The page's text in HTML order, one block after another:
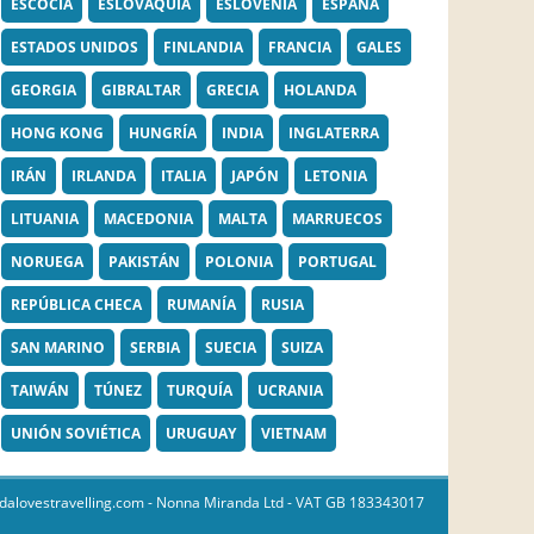
ESCOCIA ESLOVAQUIA ESLOVENIA ESPAÑA
ESTADOS UNIDOS FINLANDIA FRANCIA GALES
GEORGIA GIBRALTAR GRECIA HOLANDA
HONG KONG HUNGRÍA INDIA INGLATERRA
IRÁN IRLANDA ITALIA JAPÓN LETONIA
LITUANIA MACEDONIA MALTA MARRUECOS
NORUEGA PAKISTÁN POLONIA PORTUGAL
REPÚBLICA CHECA RUMANÍA RUSIA
SAN MARINO SERBIA SUECIA SUIZA
TAIWÁN TÚNEZ TURQUÍA UCRANIA
UNIÓN SOVIÉTICA URUGUAY VIETNAM
- Nonna Miranda Ltd - VAT GB 183343017